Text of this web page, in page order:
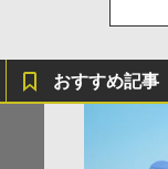
おすすめ記事